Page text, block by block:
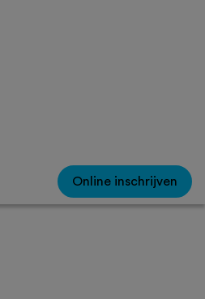
Online inschrijven